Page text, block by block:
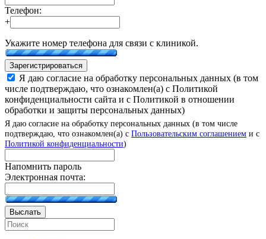
Телефон:
+
Укажите номер телефона для связи с клиникой.
Зарегистрироваться
Я даю согласие на обработку персональных данных (в том
числе подтверждаю, что ознакомлен(а) с Политикой
конфиденциальности сайта и с Политикой в отношении
обработки и защиты персональных данных)
Я даю согласие на обработку персональных данных (в том числе
подтверждаю, что ознакомлен(а) с Пользовательским соглашением и с
Политикой конфиденциальности)
Напомнить пароль
Электронная почта:
Выслать